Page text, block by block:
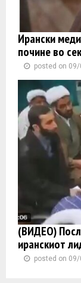
Ирански
почине во
posted on
(ВИДЕО)
иранскиот
posted on